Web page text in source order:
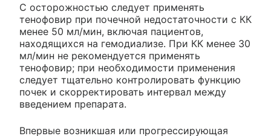
С осторожностью следует применять
тенофовир при почечной недостаточности с КК
менее 50 мл/мин, включая пациентов,
находящихся на гемодиализе. При КК менее 30
мл/мин не рекомендуется применять
тенофовир; при необходимости применения
следует тщательно контролировать функцию
почек и скорректировать интервал между
введением препарата.
Впервые возникшая или прогрессирующая